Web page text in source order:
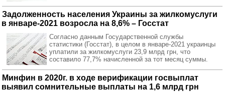
Задолженность населения Украины за жилкомуслуги
в январе-2021 возросла на 8,6% – Госстат
Согласно данным Государственной службы
статистики (Госстат), в целом в январе-2021 украинцы
уплатили за жилкомуслуги 23,9 млрд грн, что
составило 77,7% начисленной за тот месяц суммы.
Минфин в 2020г. в ходе верификации госвыплат
выявил сомнительные выплаты на 1,6 млрд грн